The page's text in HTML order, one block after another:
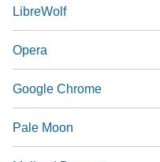
LibreWolf
Opera
Google Chrome
Pale Moon